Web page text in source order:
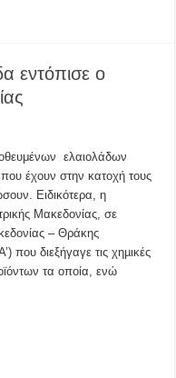
εντόπισε ο
ελαιολάδων
έχουν στην κατοχή τους
Ειδικότερα, η
Μακεδονίας, σε
– Θράκης
που διεξήγαγε τις χηµικές
τα οποία, ενώ